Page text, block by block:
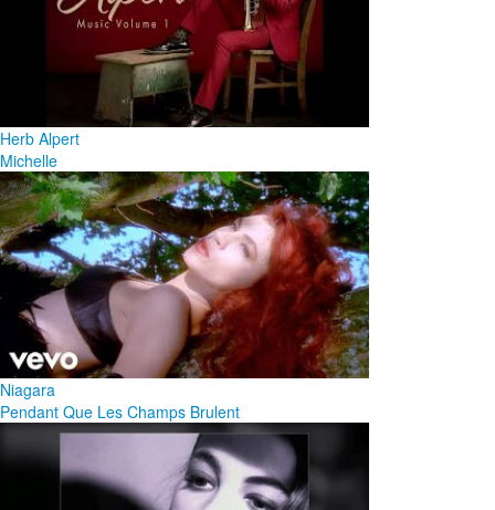
Herb Alpert
Michelle
Niagara
Pendant Que Les Champs Brulent